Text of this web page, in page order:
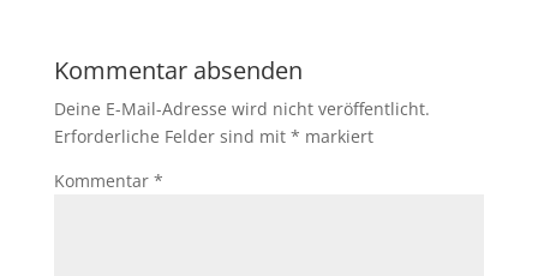
Kommentar absenden
Deine E-Mail-Adresse wird nicht veröffentlicht.
Erforderliche Felder sind mit * markiert
Kommentar *